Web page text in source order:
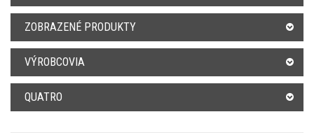
ZOBRAZENÉ PRODUKTY
VÝROBCOVIA
QUATRO